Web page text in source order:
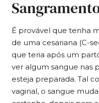
É provável que tenha
de uma cesariana (C-
que teria após um
ver algum sangue nas
esteja preparada. Tal
vaginal, o sangue